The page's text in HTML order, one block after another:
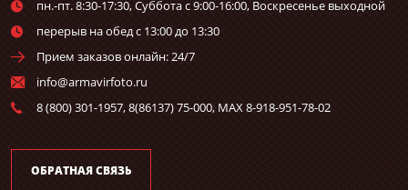
пн.-пт. 8:30-17:30, Суббота с 9:00-16:00, Воскресенье выходной
перерыв на обед с 13:00 до 13:30
Прием заказов онлайн: 24/7
info@armavirfoto.ru
8 (800) 301-1957, 8(86137) 75-000, MAX 8-918-951-78-02
ОБРАТНАЯ СВЯЗЬ